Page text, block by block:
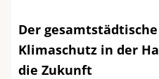
Der
Klimaschutz in der
die Zukunft